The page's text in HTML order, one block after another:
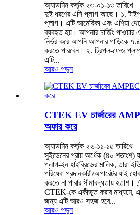
অ্যাডমিন কর্তৃক ২৩-০১-১৩ তারিখে
দুই ধরণের এসি প্লাগ আছে। ১.
প্লাগ। এটি আমেরিকা এবং এশিয়া
ব্যবহৃত হয়। আপনার চার্জিং পাওয়ার
নির্ভর করে আপনি আপনার গাড়িকে
করতে পারবেন। ২. ট্রিপল-ফেজ
এটি...
আরও পড়ুন
CTEK EV চার্জারের
অফার করে
অ্যাডমিন কর্তৃক ২২-১১-১৫ তারিখে
সুইডেনের প্রায় অর্ধেক (৪০ শতাংশ)
প্লাগ-ইন হাইব্রিডের মালিক, তারা ইভি
পরিষেবা প্রদানকারী/অপারেটর যাই
করতে না পারার সীমাবদ্ধতায়
CTEK-কে একীভূত করার মাধ্যমে,
জন্য এটি আরও সহজ হবে...
আরও পড়ুন